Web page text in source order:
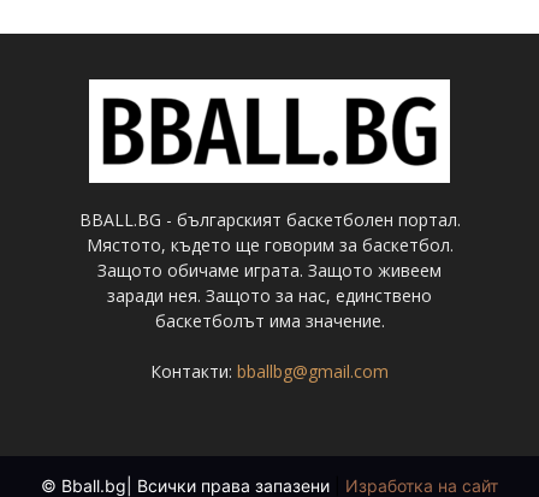
BBALL.BG - българският баскетболен портал.
Мястото, където ще говорим за баскетбол.
Защото обичаме играта. Защото живеем
заради нея. Защото за нас, единствено
баскетболът има значение.
Контакти: bballbg@gmail.com
© Bball.bg| Всички права запазени Изработка на сайт